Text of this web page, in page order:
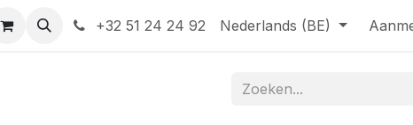
+32 51 24 24 92 Nederlands (BE)